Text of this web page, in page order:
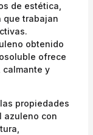
de estética,
que trabajan
obtenido
ofrece
calmante y
propiedades
azuleno con